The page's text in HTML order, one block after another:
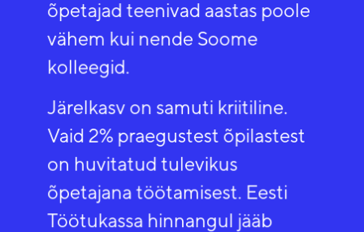
õpetajad teenivad aastas poole
vähem kui nende Soome
kolleegid.
Järelkasv on samuti kriitiline.
Vaid 2% praegustest õpilastest
on huvitatud tulevikus
õpetajana töötamisest. Eesti
Töötukassa hinnangul jääb